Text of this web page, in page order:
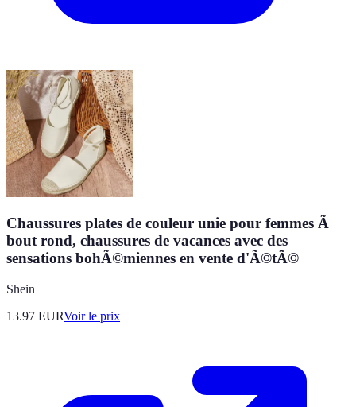
Chaussures plates de couleur unie pour femmes Ã
bout rond, chaussures de vacances avec des
sensations bohÃ©miennes en vente d'Ã©tÃ©
Shein
13.97 EURVoir le prix